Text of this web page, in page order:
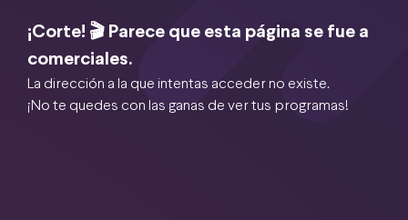
¡Corte! 🎬 Parece que esta página se fue a
comerciales.
La dirección a la que intentas acceder no existe.
¡No te quedes con las ganas de ver tus programas!